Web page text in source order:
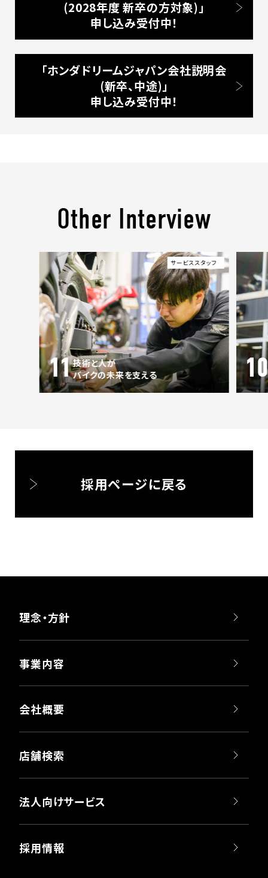
(2028年度 新卒の方対象)」
申し込み受付中！
「ホンダドリームジャパン会社説明会
(新卒、中途)」
申し込み受付中！
Other Interview
サービススタッフ
11技術と人が
バイクの未来を支える
10
採用ページに戻る
理念・方針
事業内容
会社概要
店舗検索
法人向けサービス
採用情報